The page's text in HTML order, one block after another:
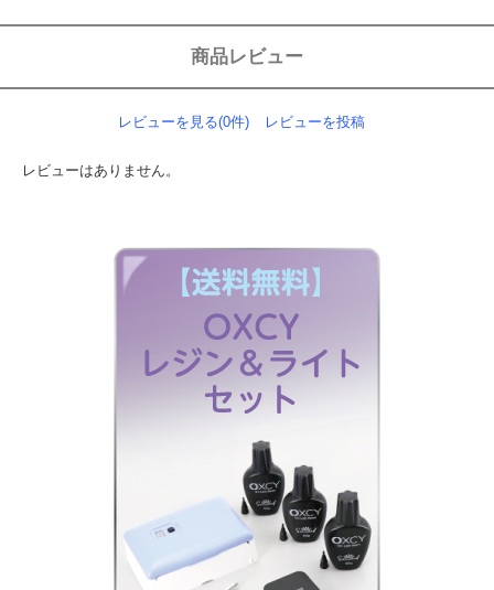
商品レビュー
レビューを見る(0件) レビューを投稿
レビューはありません。